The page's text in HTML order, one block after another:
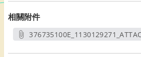
相關附件